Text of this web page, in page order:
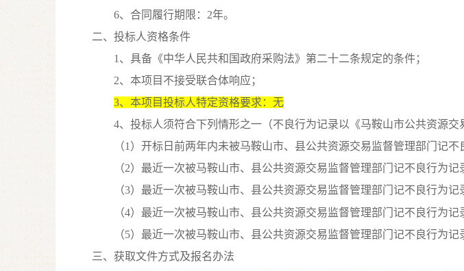
6、合同履行期限： 2年。
二、投标人资格条件
1、具备《中华人民共和国政府采购法》第二十二条规定的条件；
2、本项目不接受联合体响应；
3、本项目投标人特定资格要求： 无
4、投标人须符合下列情形之一（不良行为记录以《马鞍山市公共资源
（1）开标日前两年内未被马鞍山市、县公共资源交易监督管理部门记不
（2）最近一次被马鞍山市、县公共资源交易监督管理部门记不良行为记
（3）最近一次被马鞍山市、县公共资源交易监督管理部门记不良行为记
（4）最近一次被马鞍山市、县公共资源交易监督管理部门记不良行为记
（5）最近一次被马鞍山市、县公共资源交易监督管理部门记不良行为记
三、获取文件方式及报名办法